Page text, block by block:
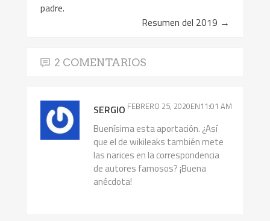
padre.
Resumen del 2019 →
2 COMENTARIOS
SERGIO FEBRERO 25, 2020EN11:01 AM
Buenísima esta aportación. ¿Así
que el de wikileaks también mete
las narices en la correspondencia
de autores famosos? ¡Buena
anécdota!